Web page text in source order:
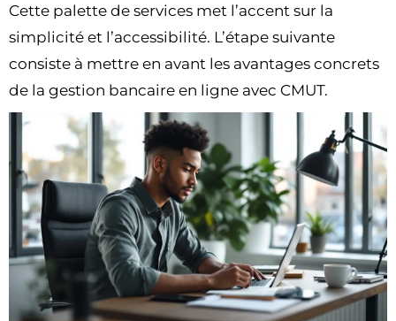
Cette palette de services met l’accent sur la
simplicité et l’accessibilité. L’étape suivante
consiste à mettre en avant les avantages concrets
de la gestion bancaire en ligne avec CMUT.